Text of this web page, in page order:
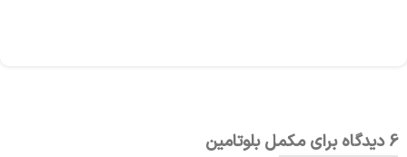
6 دیدگاه برای مکمل بلوتامین